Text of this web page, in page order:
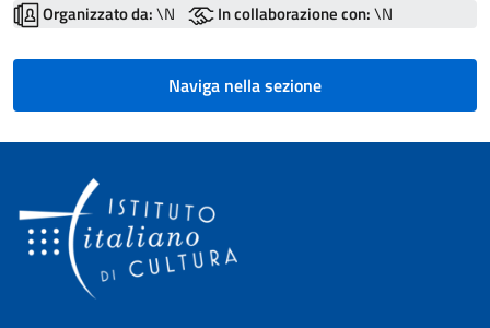
Organizzato da:\N In collaborazione con:\N
Naviga nella sezione